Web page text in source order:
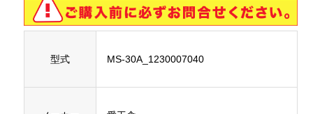
型式 MS-30A_1230007040